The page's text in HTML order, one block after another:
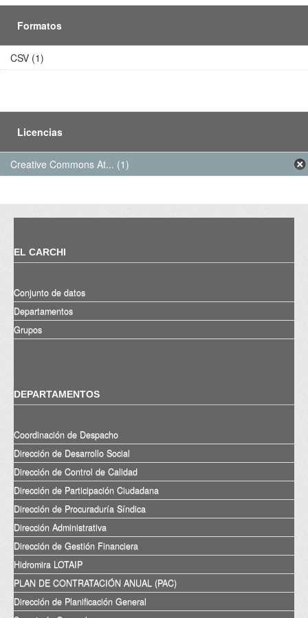
Formatos
CSV (1)
Licencias
Creative Commons At... (1)
EL CARCHI
Conjunto de datos
Departamentos
Grupos
DEPARTAMENTOS
Coordinación de Despacho
Dirección de Desarrollo Social
Dirección de Control de Calidad
Dirección de Participación Ciudadana
Dirección de Procuraduría Síndica
Dirección Administrativa
Dirección de Gestión Financiera
Hidromira LOTAIP
PLAN DE CONTRATACIÓN ANUAL (PAC)
Dirección de Planificación General